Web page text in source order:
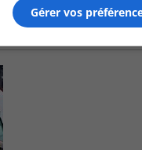
Gérer vos